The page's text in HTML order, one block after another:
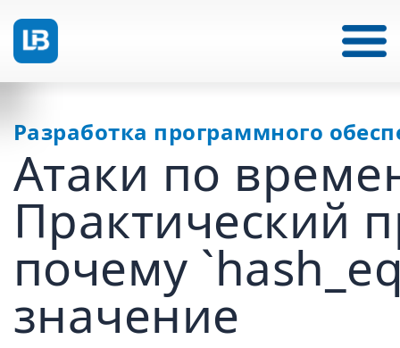
Разработка программного
Атаки по
Практический
почему
значение